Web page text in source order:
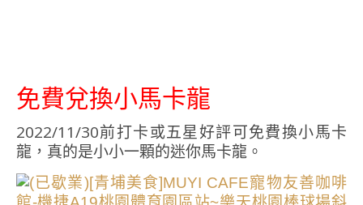
免費兌換小馬卡龍
2022/11/30前打卡或五星好評可免費換小馬卡
龍，真的是小小一顆的迷你馬卡龍。